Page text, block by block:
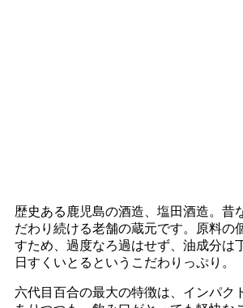
歴史ある鹿児島の酒造、塩田酒造。昔
だわり続ける老舗の蔵元です。原料の
すため、過度なろ過はせず、油成分は
日すくいとるというこだわりっぷり。
六代目百合の最大の特徴は、インパク